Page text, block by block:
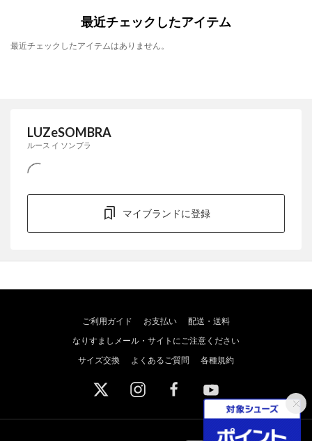
最近チェックしたアイテム
最近チェックしたアイテムはありません。
LUZeSOMBRA
ルース イ ソンブラ
マイブランドに登録
ご利用ガイド お支払い
配送・送料
なりすましメール・サイトにご注意ください
サイズ交換
よくあるご質問 各種規約